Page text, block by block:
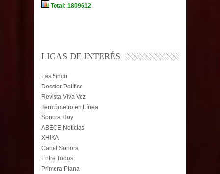
LIGAS DE INTERÉS
Las 5inco
Dossier Político
Revista Viva Voz
Termómetro en Línea
Sonora Hoy
ABECE Noticias
XHIKA
Canal Sonora
Entre Todos
Primera Plana